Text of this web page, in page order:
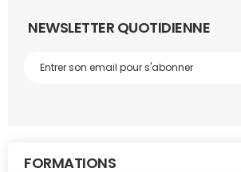
NEWSLETTER QUOTIDIENNE
FORMATIONS